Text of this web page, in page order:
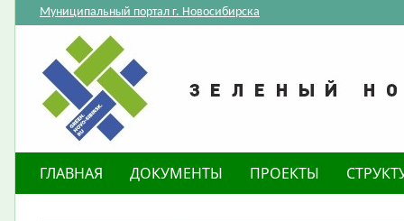
Муниципальный портал г. Новосибирска
ГЛАВНАЯ ДОКУМЕНТЫ ПРОЕКТЫ